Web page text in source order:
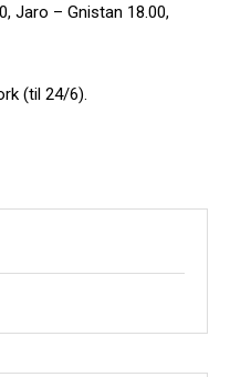
Jaro – Gnistan 18.00,
(til 24/6).